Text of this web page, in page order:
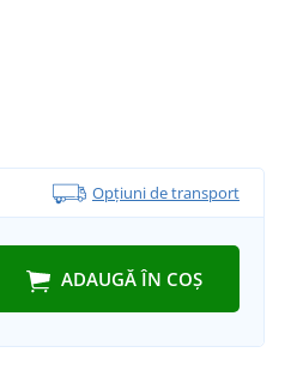
Opțiuni de transport
ADAUGĂ ÎN COȘ